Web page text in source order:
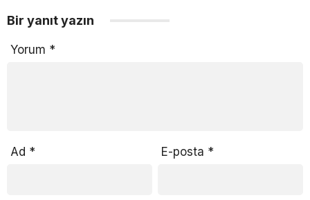
Bir yanıt yazın
Yorum *
Ad * E-posta *